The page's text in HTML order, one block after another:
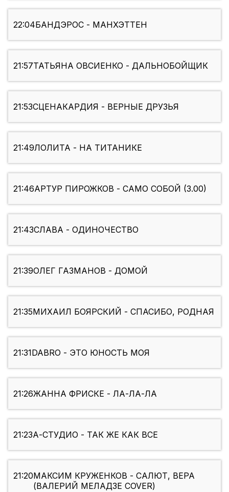
22:04БАНДЭРОС - МАНХЭТТЕН
21:57ТАТЬЯНА ОВСИЕНКО - ДАЛЬНОБОЙЩИК
21:53СЦЕНАКАРДИЯ - ВЕРНЫЕ ДРУЗЬЯ
21:49ЛОЛИТА - НА ТИТАНИКЕ
21:46АРТУР ПИРОЖКОВ - САМО СОБОЙ (3.00)
21:43СЛАВА - ОДИНОЧЕСТВО
21:39ОЛЕГ ГАЗМАНОВ - ДОМОЙ
21:35МИХАИЛ БОЯРСКИЙ - СПАСИБО, РОДНАЯ
21:31DABRO - ЭТО ЮНОСТЬ МОЯ
21:26ЖАННА ФРИСКЕ - ЛА-ЛА-ЛА
21:23А-СТУДИО - ТАК ЖЕ КАК ВСЕ
21:20МАКСИМ КРУЖЕНКОВ - САЛЮТ, ВЕРА
(ВАЛЕРИЙ МЕЛАДЗЕ COVER)